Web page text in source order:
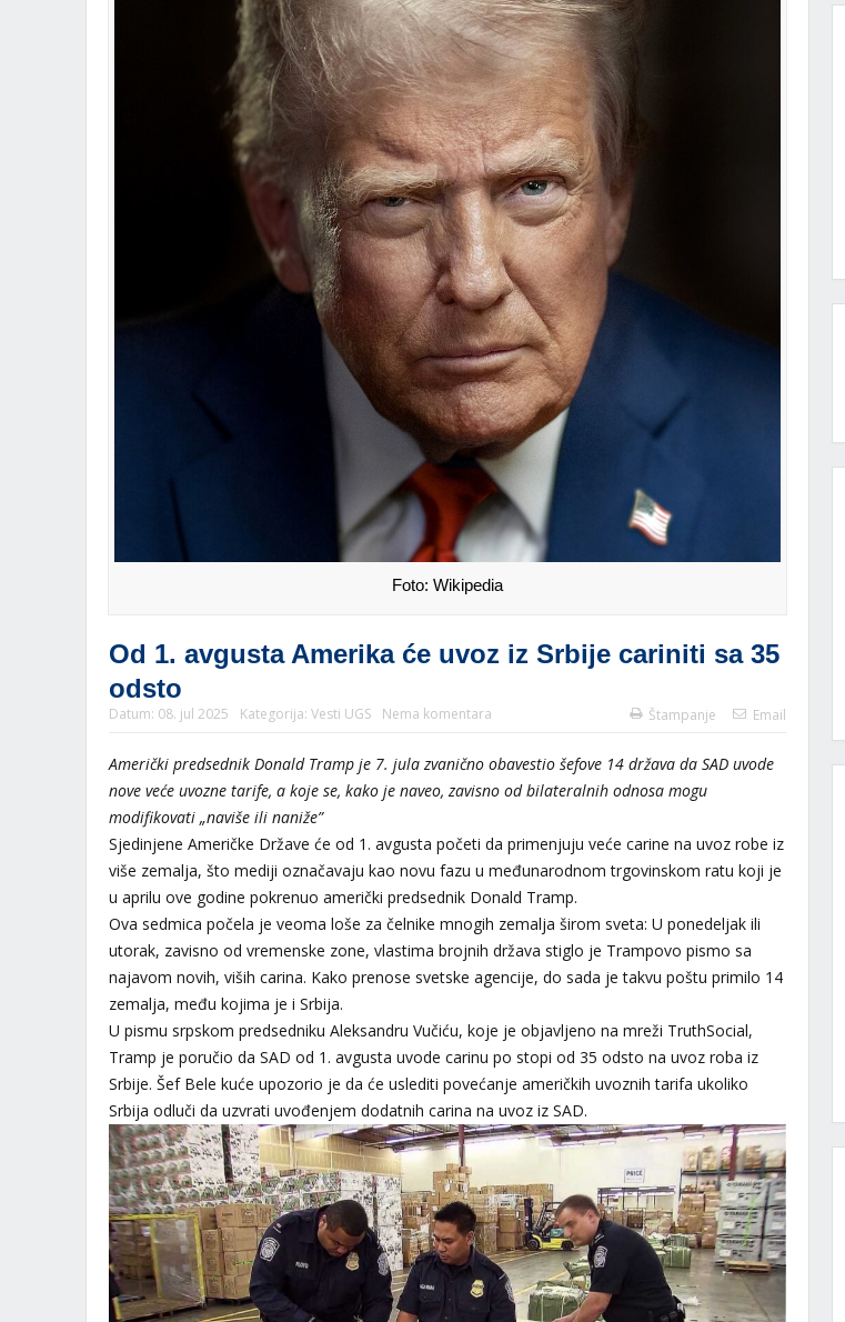
Foto: Wikipedia
Od 1. avgusta Amerika će uvoz iz Srbije cariniti sa 35
odsto
Datum: 08. jul 2025 Kategorija: Vesti UGS Nema komentara Štampanje Email
Američki predsednik Donald Tramp je 7. jula zvanično obavestio šefove 14 država da SAD uvode
nove veće uvozne tarife, a koje se, kako je naveo, zavisno od bilateralnih odnosa mogu
modifikovati „naviše ili naniže”
Sjedinjene Američke Države će od 1. avgusta početi da primenjuju veće carine na uvoz robe iz
više zemalja, što mediji označavaju kao novu fazu u međunarodnom trgovinskom ratu koji je
u aprilu ove godine pokrenuo američki predsednik Donald Tramp.
Ova sedmica počela je veoma loše za čelnike mnogih zemalja širom sveta: U ponedeljak ili
utorak, zavisno od vremenske zone, vlastima brojnih država stiglo je Trampovo pismo sa
najavom novih, viših carina. Kako prenose svetske agencije, do sada je takvu poštu primilo 14
zemalja, među kojima je i Srbija.
U pismu srpskom predsedniku Aleksandru Vučiću, koje je objavljeno na mreži TruthSocial,
Tramp je poručio da SAD od 1. avgusta uvode carinu po stopi od 35 odsto na uvoz roba iz
Srbije. Šef Bele kuće upozorio je da će uslediti povećanje američkih uvoznih tarifa ukoliko
Srbija odluči da uzvrati uvođenjem dodatnih carina na uvoz iz SAD.